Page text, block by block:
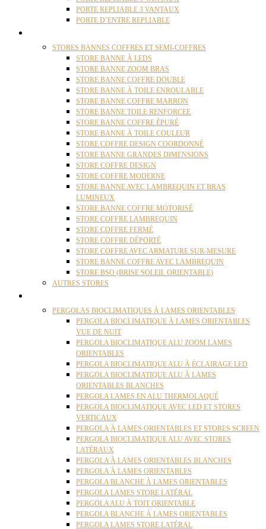
PORTE REPLIABLE 3 VANTAUX
PORTE D’ENTRE REPLIABLE
STORES BANNES COFFRES ET SEMI-COFFRES
STORE BANNE À LEDS
STORE BANNE ZOOM BRAS
STORE BANNE COFFRE DOUBLE
STORE BANNE À TOILE ENROULABLE
STORE BANNE COFFRE MARRON
STORE BANNE TOILE RENFORCEE
STORE BANNE COFFRE ÉPURÉ
STORE BANNE À TOILE COULEUR
STORE COFFRE DESIGN COORDONNÉ
STORE BANNE GRANDES DIMENSIONS
STORE COFFRE DESIGN
STORE COFFRE MODERNE
STORE BANNE AVEC LAMBREQUIN ET BRAS
LUMINEUX
STORE BANNE COFFRE MOTORISÉ
STORE COFFRE LAMBREQUIN
STORE COFFRE FERMÉ
STORE COFFRE DÉPORTÉ
STORE COFFRE AVEC ARMATURE SUR-MESURE
STORE BANNE COFFRE AVEC LAMBREQUIN
STORE BSO (BRISE SOLEIL ORIENTABLE)
AUTRES STORES
PERGOLAS BIOCLIMATIQUES À LAMES ORIENTABLES
PERGOLA BIOCLIMATIQUE À LAMES ORIENTABLES
VUE DE NUIT
PERGOLA BIOCLIMATIQUE ALU ZOOM LAMES
ORIENTABLES
PERGOLA BIOCLIMATIQUE ALU À ÉCLAIRAGE LED
PERGOLA BIOCLIMATIQUE ALU À LAMES
ORIENTABLES BLANCHES
PERGOLA LAMES EN ALU THERMOLAQUÉ
PERGOLA BIOCLIMATIQUE AVEC LED ET STORES
VERTICAUX
PERGOLA À LAMES ORIENTABLES ET STORES SCREEN
PERGOLA BIOCLIMATIQUE ALU AVEC STORES
LATÉRAUX
PERGOLA À LAMES ORIENTABLES BLANCHES
PERGOLA À LAMES ORIENTABLES
PERGOLA BLANCHE À LAMES ORIENTABLES
PERGOLA LAMES STORE LATÉRAL
PERGOLA ALU À TOIT ORIENTABLE
PERGOLA BLANCHE À LAMES ORIENTABLES
PERGOLA LAMES STORE LATÉRAL